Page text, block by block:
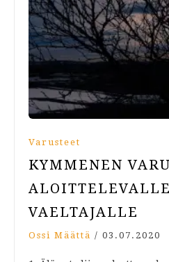
Varusteet
KYMMENEN
ALOITTELEVALLE
VAELTAJALLE
Ossi Määttä / 03.07.2020